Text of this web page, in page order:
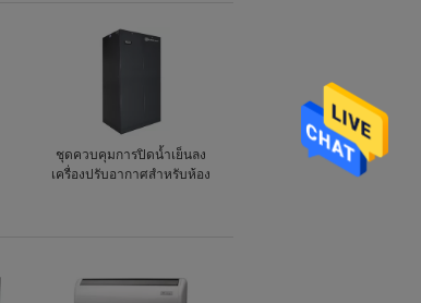
ชุดควบคุมการปิดน้ำเย็นลง
เครื่องปรับอากาศสำหรับห้อง